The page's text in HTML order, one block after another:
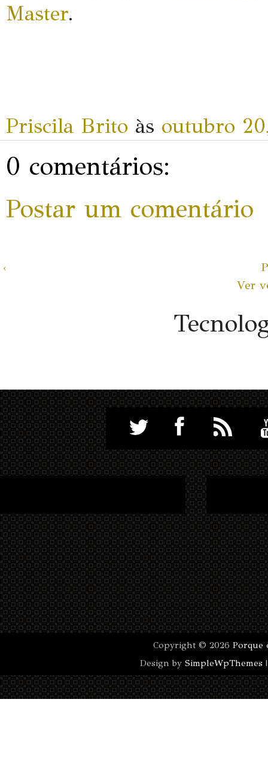
Master.
Priscila Brito às outubro
0 comentários:
Postar um comentário
‹
Ver
Copyright ©2026Porque
Design bySimpleWpThemes